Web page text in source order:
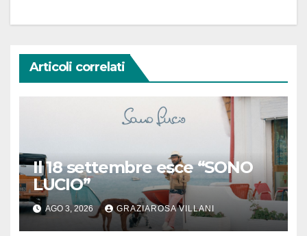
Articoli correlati
Il 18 settembre esce “SONO
LUCIO”
AGO 3, 2026 GRAZIAROSA VILLANI